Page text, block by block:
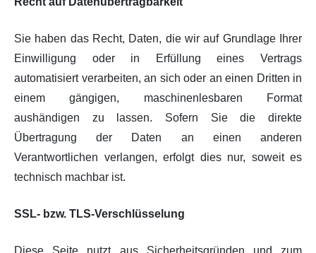
Sie haben das Recht, Daten, die wir auf Grundlage Ihrer
Einwilligung oder in Erfüllung eines Vertrags
automatisiert verarbeiten, an sich oder an einen Dritten in
einem gängigen, maschinenlesbaren Format
aushändigen zu lassen. Sofern Sie die direkte
Übertragung der Daten an einen anderen
Verantwortlichen verlangen, erfolgt dies nur, soweit es
technisch machbar ist.
SSL- bzw. TLS-Verschlüsselung
Diese Seite nutzt aus Sicherheitsgründen und zum